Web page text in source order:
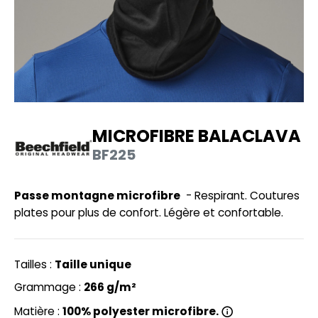
VISIBILITE
MODULABLES
DE MAISON
IN EUROPE
SI ON L'APPELAIT FRANCIS
BY PROMODORO
HALES
MICROFIBRE BALACLAVA
BF225
Passe montagne microfibre - Respirant. Coutures
plates pour plus de confort. Légère et confortable.
Tailles : Taille unique
Grammage : 266 g/m²
Matière : 100% polyester microfibre.